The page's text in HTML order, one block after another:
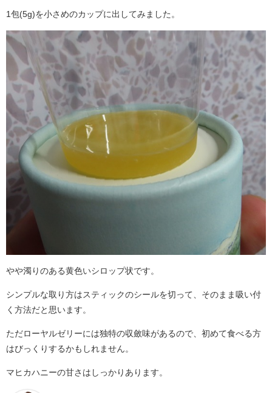
1包(5g)を小さめのカップに出してみました。
やや濁りのある黄色いシロップ状です。
シンプルな取り方はスティックのシールを切って、そのまま吸い付
く方法だと思います。
ただローヤルゼリーには独特の収斂味があるので、初めて食べる方
はびっくりするかもしれません。
マヒカハニーの甘さはしっかりあります。